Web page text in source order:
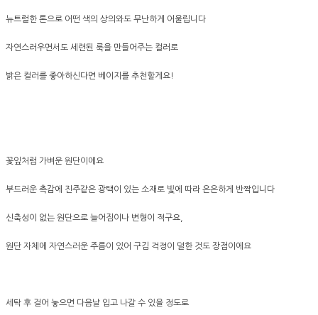
뉴트럴한 톤으로 어떤 색의 상의와도 무난하게 어울립니다
자연스러우면서도 세련된 룩을 만들어주는 컬러로
밝은 컬러를 좋아하신다면 베이지를 추천할게요!
꽃잎처럼 가벼운 원단이에요
부드러운 촉감에 진주같은 광택이 있는 소재로 빛에 따라 은은하게 반짝입니다
신축성이 없는 원단으로 늘어짐이나 변형이 적구요,
원단 자체에 자연스러운 주름이 있어 구김 걱정이 덜한 것도 장점이에요
세탁 후 걸어 놓으면 다음날 입고 나갈 수 있을 정도로